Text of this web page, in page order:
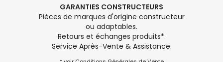
GARANTIES CONSTRUCTEURS
Pièces de marques d'origine constructeur
ou adaptables.
Retours et échanges produits*.
Service Après-Vente & Assistance.